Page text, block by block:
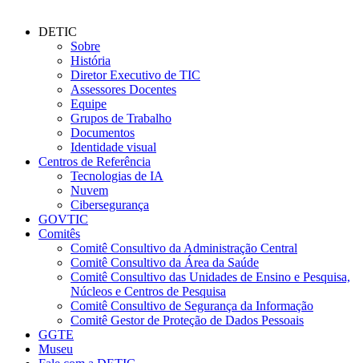
DETIC
Sobre
História
Diretor Executivo de TIC
Assessores Docentes
Equipe
Grupos de Trabalho
Documentos
Identidade visual
Centros de Referência
Tecnologias de IA
Nuvem
Cibersegurança
GOVTIC
Comitês
Comitê Consultivo da Administração Central
Comitê Consultivo da Área da Saúde
Comitê Consultivo das Unidades de Ensino e Pesquisa,
Núcleos e Centros de Pesquisa
Comitê Consultivo de Segurança da Informação
Comitê Gestor de Proteção de Dados Pessoais
GGTE
Museu